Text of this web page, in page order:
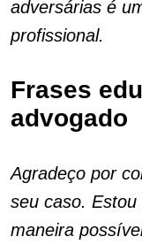
adversárias é
profissional.
Frases
advogado
Agradeço por
seu caso.
maneira